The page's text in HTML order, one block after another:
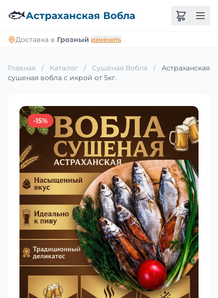
🐟Астраханская Вобла
Доставка в Грозный изменить
Главная / Каталог / Сушёная Вобла /
Астраханская
сушеная вобла с икрой от 5кг.
-15%